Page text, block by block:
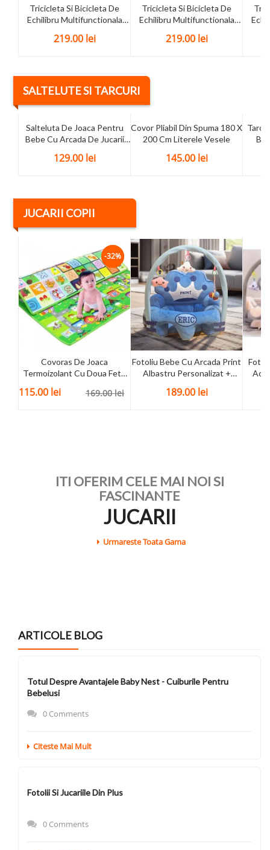
Tricicleta Si Bicicleta De
Echilibru Multifunctionala
Albastra
219.00 lei
Tricicleta Si Bicicleta De
Echilibru Multifunctionala
219.00 lei
SALTELUTE SI TARCURI
Salteluta De Joaca Pentru
Bebe Cu Arcada De Jucarii
129.00 lei
Covor Pliabil Din Spuma 180 X
200 Cm Literele Vesele
145.00 lei
Tarc
JUCARII COPII
-32%
-32%
Covoras De Joaca
Termoizolant Cu Doua Fete
169.00lei
115.00 lei
Fotoliu Bebe Cu Arcada Print
Albastru Personalizat +
189.00 lei
ITI OFERIM CELE MAI NOI SI
FASCINANTE
JUCARII
Urmareste Toata Gama
ARTICOLE BLOG
Totul Despre Avantajele Baby Nest - Cuiburile Pentru
Bebelusi
0 Comments
Citeste Mai Mult
Fotolii Si Jucariile Din Plus
0 Comments